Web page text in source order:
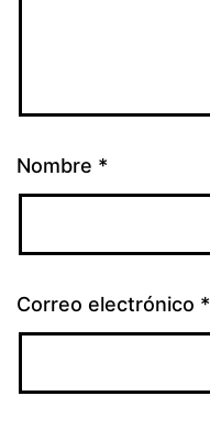
Nombre *
Correo electrónico *